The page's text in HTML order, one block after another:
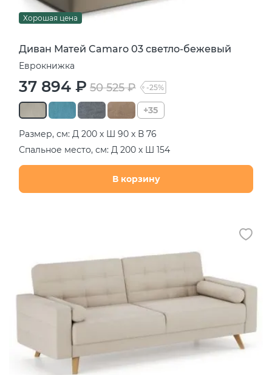
Хорошая цена
Диван Матей Camaro 03 светло-бежевый
Еврокнижка
37 894 ₽ 50 525 ₽ -25%
+35
Размер, см: Д 200 х Ш 90 х В 76
Спальное место, см: Д 200 х Ш 154
В корзину